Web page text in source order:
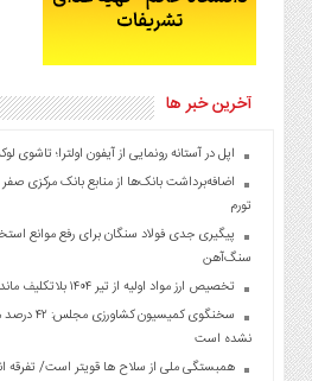
آخرین خبر ها
اپل در آستانه رونمایی از آیفون اولترا؛ تاشوی لوکس در
اضافه‌برداشت بانک‌ها از منابع بانک مرکزی
تورم
پیگیری جدی فولاد سنگان برای رفع موانع
سنگ‌آهن
تخصیص ارز مواد اولیه از تیر ۱۴۰۴ بلاتکلیف مانده است
سخنگوی
نشده است
همبستگی ملی از سلاح ها قویتر است/ تفرقه